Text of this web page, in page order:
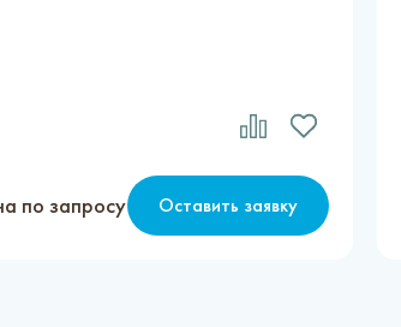
по запросу Оставить заявку